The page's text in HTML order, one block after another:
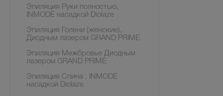
Эпиляция Руки полностью,
INMODE насадкой Diolaze
Эпиляция Голени (женские),
Диодным лазером GRAND PRIME
Эпиляция Межбровье Диодным
лазером GRAND PRIME
Эпиляция Спина , INMODE
насадкой Diolaze